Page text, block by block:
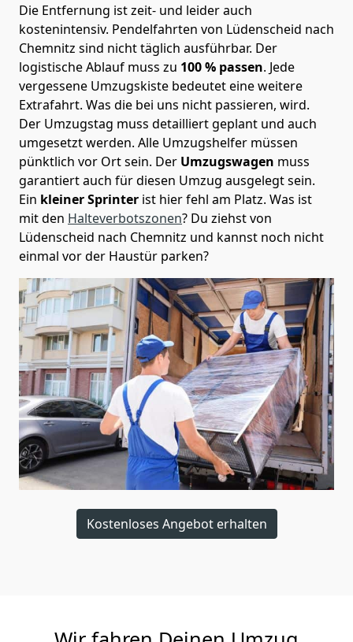
Die Entfernung ist zeit- und leider auch
kostenintensiv. Pendelfahrten von Lüdenscheid nach
Chemnitz sind nicht täglich ausführbar. Der
logistische Ablauf muss zu 100 % passen. Jede
vergessene Umzugskiste bedeutet eine weitere
Extrafahrt. Was die bei uns nicht passieren, wird.
Der Umzugstag muss detailliert geplant und auch
umgesetzt werden. Alle Umzugshelfer müssen
pünktlich vor Ort sein. Der Umzugswagen muss
garantiert auch für diesen Umzug ausgelegt sein.
Ein kleiner Sprinter ist hier fehl am Platz. Was ist
mit den Halteverbotszonen? Du ziehst von
Lüdenscheid nach Chemnitz und kannst noch nicht
einmal vor der Haustür parken?
Kostenloses Angebot erhalten